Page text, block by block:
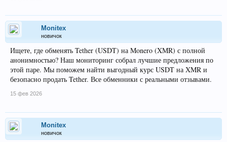
Monitex
новичок
Ищете, где обменять Tether (USDT) на Monero (XMR) с полной
анонимностью? Наш мониторинг собрал лучшие предложения по
этой паре. Мы поможем найти выгодный курс USDT на XMR и
безопасно продать Tether. Все обменники с реальными отзывами.
15 фев 2026
Monitex
новичок